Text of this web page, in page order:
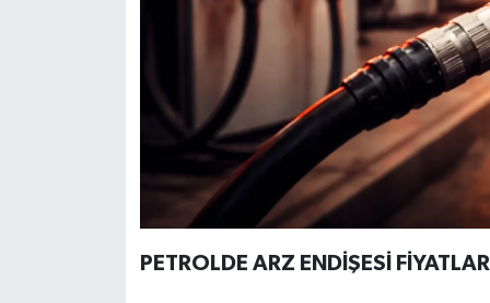
PETROLDE ARZ ENDİŞESİ